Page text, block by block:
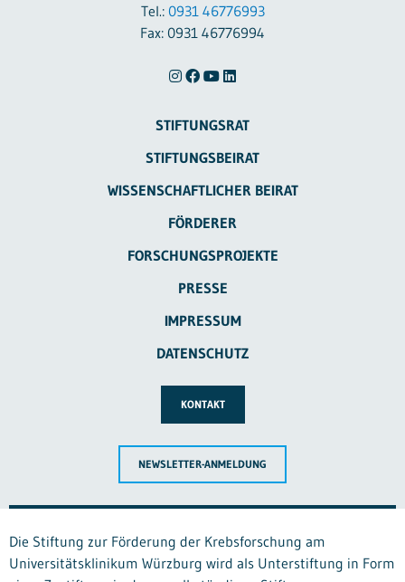
Tel.: 0931 46776993
Fax: 0931 46776994
STIFTUNGSRAT
STIFTUNGSBEIRAT
WISSENSCHAFTLICHER BEIRAT
FÖRDERER
FORSCHUNGSPROJEKTE
PRESSE
IMPRESSUM
DATENSCHUTZ
KONTAKT
NEWSLETTER-ANMELDUNG
Die Stiftung zur Förderung der Krebsforschung am
Universitätsklinikum Würzburg wird als Unterstiftung in Form